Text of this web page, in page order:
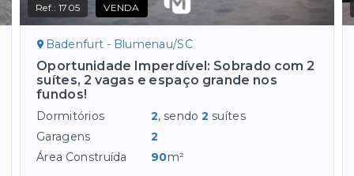
Ref.:1705 VENDA
Badenfurt - Blumenau/SC
Oportunidade Imperdível: Sobrado com 2
suítes, 2 vagas e espaço grande nos
fundos!
Dormitórios 2, sendo2 suítes
Garagens
2
Área Construída
90m²